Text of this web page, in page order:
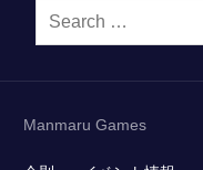
Search
Manmaru Games